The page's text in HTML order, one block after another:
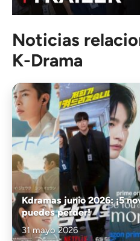
Noticias
K-Drama
Kdramas junio 2026: ¡5
puedes perder!
31 mayo 2026